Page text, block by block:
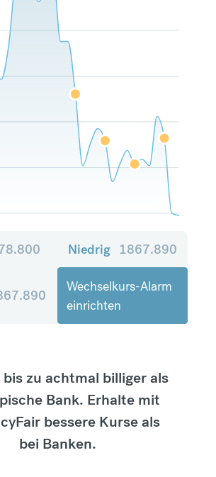
Niedrig 1867.890
Wechselkurs-Alarm
einrichten
zu achtmal billiger als
Bank. Erhalte mit
bessere Kurse als
bei Banken.